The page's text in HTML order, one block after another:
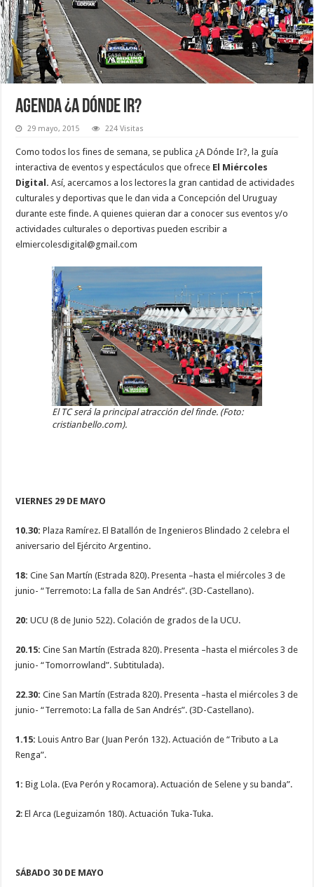
Agenda ¿A dónde ir?
29 mayo, 2015 224 Visitas
Como todos los fines de semana, se publica ¿A Dónde Ir?, la guía
interactiva de eventos y espectáculos que ofrece El Miércoles
Digital. Así, acercamos a los lectores la gran cantidad de actividades
culturales y deportivas que le dan vida a Concepción del Uruguay
durante este finde. A quienes quieran dar a conocer sus eventos y/o
actividades culturales o deportivas pueden escribir a
elmiercolesdigital@gmail.com
El TC será la principal atracción del finde. (Foto:
cristianbello.com).
VIERNES 29 DE MAYO
10.30: Plaza Ramírez. El Batallón de Ingenieros Blindado 2 celebra el
aniversario del Ejército Argentino.
18: Cine San Martín (Estrada 820). Presenta –hasta el miércoles 3 de
junio- “Terremoto: La falla de San Andrés”. (3D-Castellano).
20: UCU (8 de Junio 522). Colación de grados de la UCU.
20.15: Cine San Martín (Estrada 820). Presenta –hasta el miércoles 3 de
junio- “Tomorrowland”. Subtitulada).
22.30: Cine San Martín (Estrada 820). Presenta –hasta el miércoles 3 de
junio- “Terremoto: La falla de San Andrés”. (3D-Castellano).
1.15: Louis Antro Bar (Juan Perón 132). Actuación de “Tributo a La
Renga”.
1: Big Lola. (Eva Perón y Rocamora). Actuación de Selene y su banda”.
2: El Arca (Leguizamón 180). Actuación Tuka-Tuka.
SÁBADO 30 DE MAYO